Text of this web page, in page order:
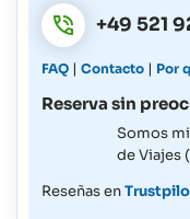
+49 521
FAQ | Contacto | Por
Reserva sin
Somos
de Viajes
Reseñas en